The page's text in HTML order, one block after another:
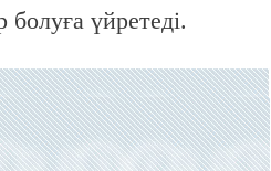
болуға үйретеді.